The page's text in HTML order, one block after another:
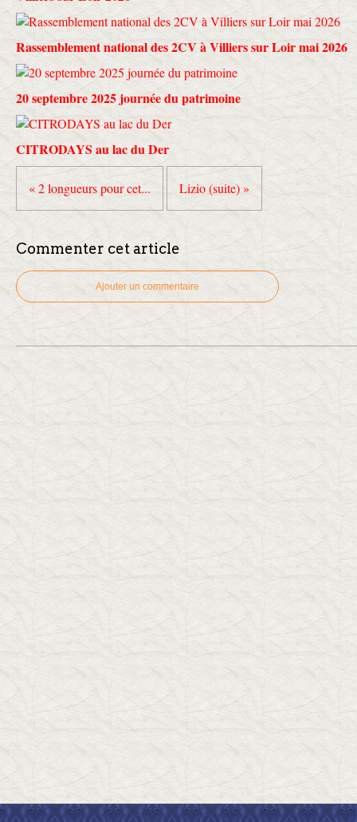
Rassemblement national des 2CV à Villiers sur Loir mai 2026
20 septembre 2025 journée du patrimoine
CITRODAYS au lac du Der
« 2 longueurs pour cet... Lizio (suite) »
Commenter cet article
Ajouter un commentaire